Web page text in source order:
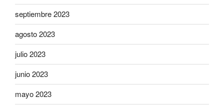
septiembre 2023
agosto 2023
julio 2023
junio 2023
mayo 2023